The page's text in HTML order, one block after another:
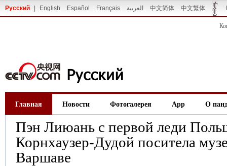
Русский English Español Français العربية 中文简体 中文繁体
Главная Новости Фотогалерея App О
Пэн Лиюань с первой леди
Корнхаузер-Дудой поситела
Варшаве